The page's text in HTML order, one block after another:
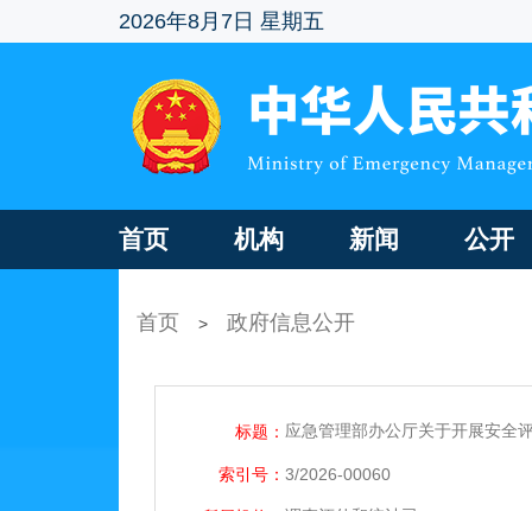
2026年8月7日 星期五
首页 机构 新闻 公开
首页 > 政府信息公开
标题： 应急管理部办公厅关于开展安全
索引号： 3/2026-00060